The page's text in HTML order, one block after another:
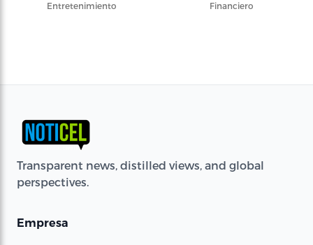
Entretenimiento
Financiero
Transparent news, distilled views, and global
perspectives.
Empresa